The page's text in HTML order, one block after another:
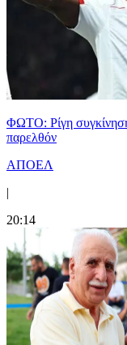
ΦΩΤΟ: Ρίγη
παρελθόν
ΑΠΟΕΛ
|
20:14